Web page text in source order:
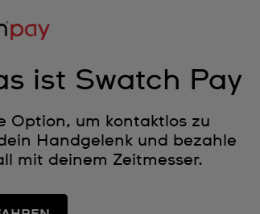
ist Swatch Pay
Option, um kontaktlos zu
Handgelenk und bezahle
mit deinem Zeitmesser.